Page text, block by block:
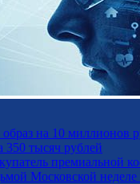
на 10
350 тысяч рублей
премиальной
Московской